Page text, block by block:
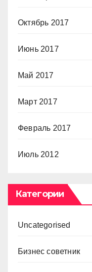
Октябрь 2017
Июнь 2017
Май 2017
Март 2017
Февраль 2017
Июль 2012
Категории
Uncategorised
Бизнес советник